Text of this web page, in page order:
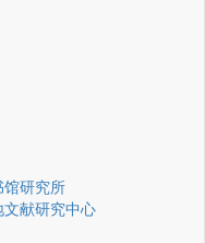
研究所
献研究中心